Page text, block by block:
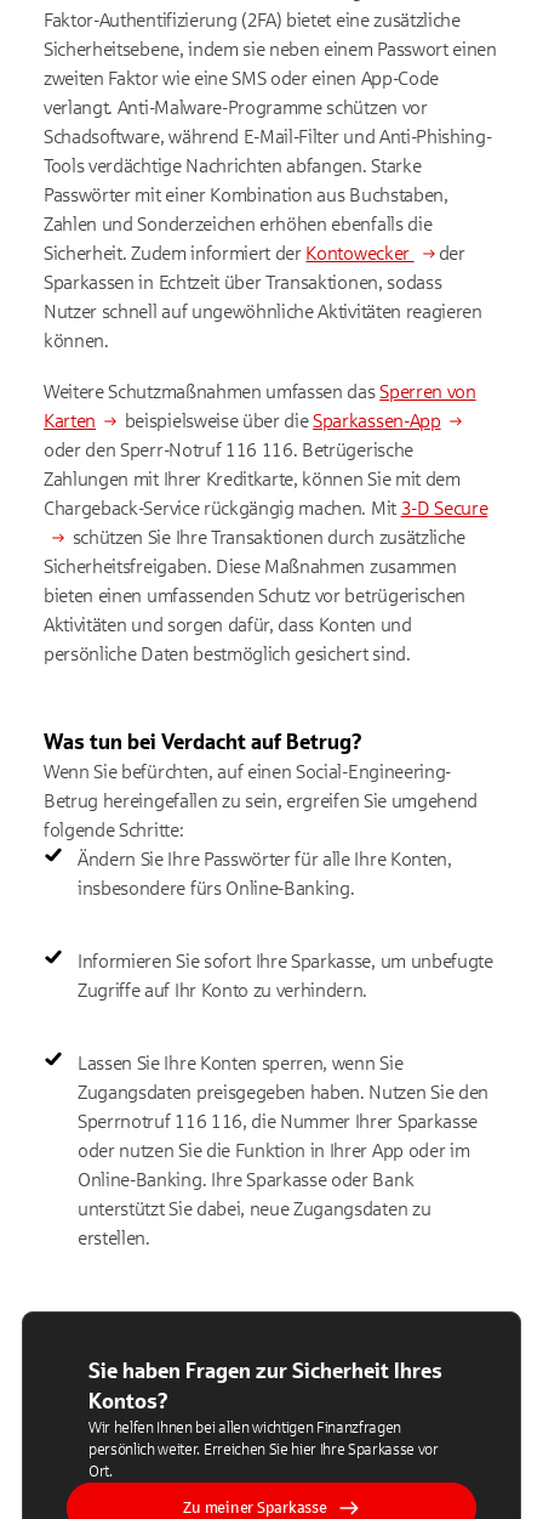
Faktor-Authentifizierung (2FA) bietet eine zusätzliche
Sicherheitsebene, indem sie neben einem Passwort einen
zweiten Faktor wie eine SMS oder einen App-Code
verlangt. Anti-Malware-Programme schützen vor
Schadsoftware, während E-Mail-Filter und Anti-Phishing-
Tools verdächtige Nachrichten abfangen. Starke
Passwörter mit einer Kombination aus Buchstaben,
Zahlen und Sonderzeichen erhöhen ebenfalls die
Sicherheit. Zudem informiert der Kontowecker
der
Sparkassen in Echtzeit über Transaktionen, sodass
Nutzer schnell auf ungewöhnliche Aktivitäten reagieren
können.
Weitere Schutzmaßnahmen umfassen dasSperren von
Karten
beispielsweise über dieSparkassen-App
oder den Sperr-Notruf 116 116. Betrügerische
Zahlungen mit Ihrer Kreditkarte, können Sie mit dem
Chargeback-Service rückgängig machen. Mit 3-D Secure
schützen Sie Ihre Transaktionen durch zusätzliche
Sicherheitsfreigaben. Diese Maßnahmen zusammen
bieten einen umfassenden Schutz vor betrügerischen
Aktivitäten und sorgen dafür, dass Konten und
persönliche Daten bestmöglich gesichert sind.
Was tun bei Verdacht auf Betrug?
Wenn Sie befürchten, auf einen Social-Engineering-
Betrug hereingefallen zu sein, ergreifen Sie umgehend
folgende Schritte:
Ändern Sie Ihre Passwörter für alle Ihre Konten,
insbesondere fürs Online-Banking.
Informieren Sie sofort Ihre Sparkasse, um unbefugte
Zugriffe auf Ihr Konto zu verhindern.
Lassen Sie Ihre Konten sperren, wenn Sie
Zugangsdaten preisgegeben haben. Nutzen Sie den
Sperrnotruf 116 116, die Nummer Ihrer Sparkasse
oder nutzen Sie die Funktion in Ihrer App oder im
Online-Banking. Ihre Sparkasse oder Bank
unterstützt Sie dabei, neue Zugangsdaten zu
erstellen.
Sie haben Fragen zur Sicherheit Ihres
Kontos?
Wir helfen Ihnen bei allen wichtigen Finanzfragen
persönlich weiter. Erreichen Sie hier Ihre Sparkasse vor
Ort.
Zu meiner Sparkasse